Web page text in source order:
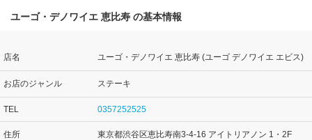
ユーゴ・デノワイエ 恵比寿 の基本情報
店名 ユーゴ・デノワイエ 恵比寿 (ユーゴ デノワイエ エビス)
お店のジャンル ステーキ
TEL 0357252525
住所 東京都渋谷区恵比寿南3-4-16 アイトリアノン 1・2F